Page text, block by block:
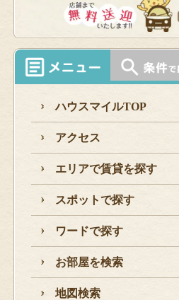
ハウスマイルTOP
アクセス
エリアで賃貸を探す
スポットで探す
ワードで探す
お部屋を検索
地図検索